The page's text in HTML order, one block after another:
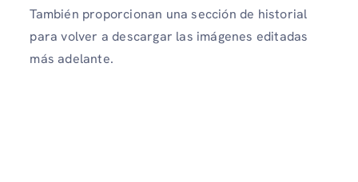
También proporcionan una sección de historial
para volver a descargar las imágenes editadas
más adelante.